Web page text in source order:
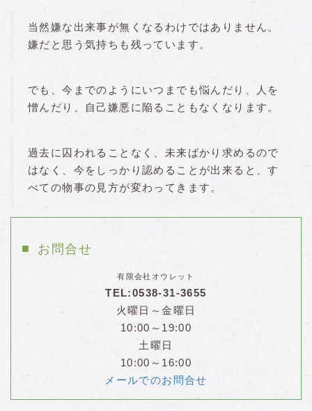
当然嫌な出来事が無くなるわけではありません。
嫌だと思う気持ちも残っています。
でも、今までのようにいつまでも悩んだり、人を
憎んだり、自己嫌悪に陥ることもなくなります。
過去に囚われることなく、未来ばかり求めるので
はなく、今をしっかり認めることが出来ると、す
べての物事の見方が変わってきます。
お問合せ
有限会社オウレット
TEL:0538-31-3655
火曜日～金曜日
10:00～19:00
土曜日
10:00～16:00
メールでのお問合せ